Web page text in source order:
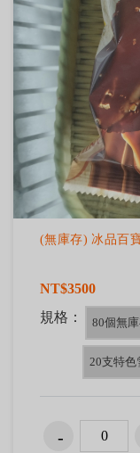
(無庫存) 冰品百
NT$3500
規格：
80個無
20支特色